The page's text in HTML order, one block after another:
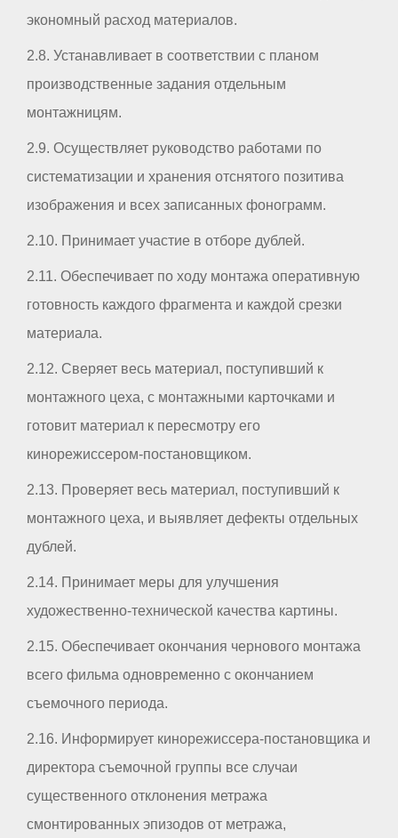
экономный расход материалов.
2.8. Устанавливает в соответствии с планом
производственные задания отдельным
монтажницям.
2.9. Осуществляет руководство работами по
систематизации и хранения отснятого позитива
изображения и всех записанных фонограмм.
2.10. Принимает участие в отборе дублей.
2.11. Обеспечивает по ходу монтажа оперативную
готовность каждого фрагмента и каждой срезки
материала.
2.12. Сверяет весь материал, поступивший к
монтажного цеха, с монтажными карточками и
готовит материал к пересмотру его
кинорежиссером-постановщиком.
2.13. Проверяет весь материал, поступивший к
монтажного цеха, и выявляет дефекты отдельных
дублей.
2.14. Принимает меры для улучшения
художественно-технической качества картины.
2.15. Обеспечивает окончания чернового монтажа
всего фильма одновременно с окончанием
съемочного периода.
2.16. Информирует кинорежиссера-постановщика и
директора съемочной группы все случаи
существенного отклонения метража
смонтированных эпизодов от метража,